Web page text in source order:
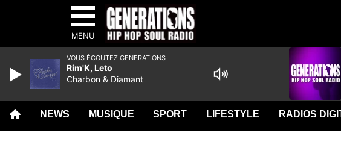
MENU
NEWS MUSIQUE SPORT LIFESTYLE RADIOS
VOUS ÉCOUTEZ GENERATIONS
Rim'K, Leto
Charbon & Diamant